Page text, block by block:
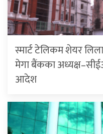
स्मार्ट टेलिकम शेयर
मेगा बैंकका
आदेश